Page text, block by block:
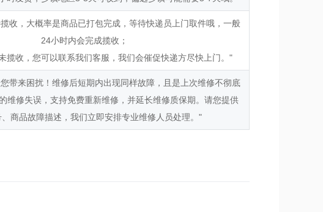
收，大概率是商品已打包完成，等待快递员上门取件哦，一般
24小时内会完成揽收；
揽收，您可以联系我们客服，我们会催促快递方尽快上门。"
带来困扰！维修后短期内出现同样故障，且是上次维修不彻底
维修失误，支持免费重新维修，并延长维修质保期。请您提供
商品故障描述，我们立即安排专业维修人员处理。"